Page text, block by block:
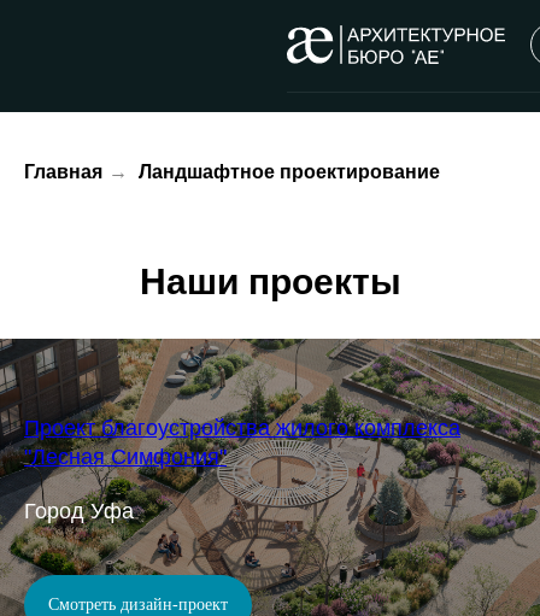
Главная → Ландшафтное проектирование
Наши проекты
Проект благоустройства жилого комплекса
"Лесная Симфония"
Город Уфа
Смотреть дизайн-проект